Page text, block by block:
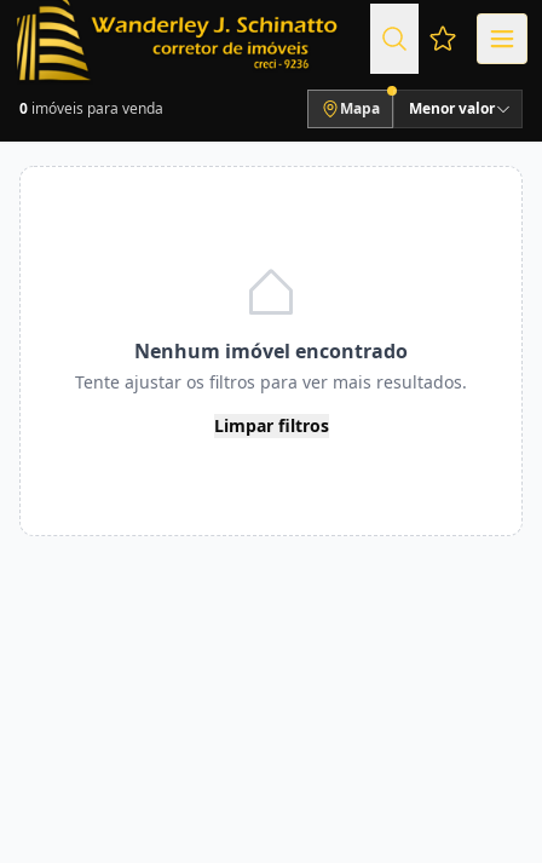
Favoritos
0 imóveis para venda Mapa Menor valor
Nenhum imóvel encontrado
Tente ajustar os filtros para ver mais resultados.
Limpar filtros